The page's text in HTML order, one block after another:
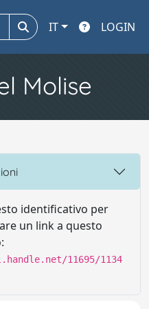
IT LOGIN
Molise
identificativo per
un link a questo
11695/1134